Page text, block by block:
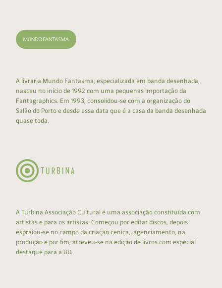
A livraria Mundo Fantasma, especializada em banda desenhada,
nasceu no início de 1992 com uma pequenas importação da
Fantagraphics. Em 1993, consolidou-se com a organização do
Salão do Porto e desde essa data que é a casa da banda desenhada
quase toda.
A Turbina Associação Cultural é uma associação constituída com
artistas e para os artistas. Começou por editar discos, depois
espraiou-se no campo da criação cénica, agenciamento, na
produção e por fim, atreveu-se na edição de livros com especial
destaque para a BD.